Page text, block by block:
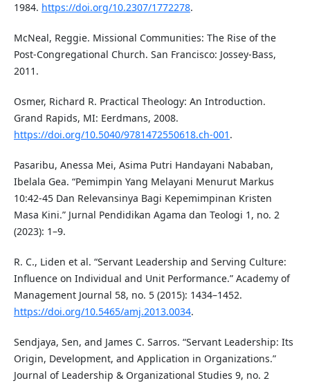
1984. https://doi.org/10.2307/1772278.
McNeal, Reggie. Missional Communities: The Rise of the
Post-Congregational Church. San Francisco: Jossey-Bass,
2011.
Osmer, Richard R. Practical Theology: An Introduction.
Grand Rapids, MI: Eerdmans, 2008.
https://doi.org/10.5040/9781472550618.ch-001 .
Pasaribu, Anessa Mei, Asima Putri Handayani Nababan,
Ibelala Gea. “Pemimpin Yang Melayani Menurut Markus
10:42-45 Dan Relevansinya Bagi Kepemimpinan Kristen
Masa Kini.” Jurnal Pendidikan Agama dan Teologi 1, no. 2
(2023): 1–9.
R. C., Liden et al. “Servant Leadership and Serving Culture:
Influence on Individual and Unit Performance.” Academy of
Management Journal 58, no. 5 (2015): 1434–1452.
https://doi.org/10.5465/amj.2013.0034.
Sendjaya, Sen, and James C. Sarros. “Servant Leadership: Its
Origin, Development, and Application in Organizations.”
Journal of Leadership & Organizational Studies 9, no. 2